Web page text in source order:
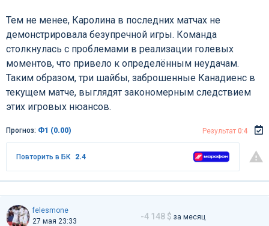
Тем не менее, Каролина в последних матчах не
демонстрировала безупречной игры. Команда
столкнулась с проблемами в реализации голевых
моментов, что привело к определённым неудачам.
Таким образом, три шайбы, заброшенные Канадиенс в
текущем матче, выглядят закономерным следствием
этих игровых нюансов.
Прогноз: Ф1 (0.00) Результат 0:4
Повторить в БК 2.4
felesmone
27 мая 23:33
-4 148 $ за месяц